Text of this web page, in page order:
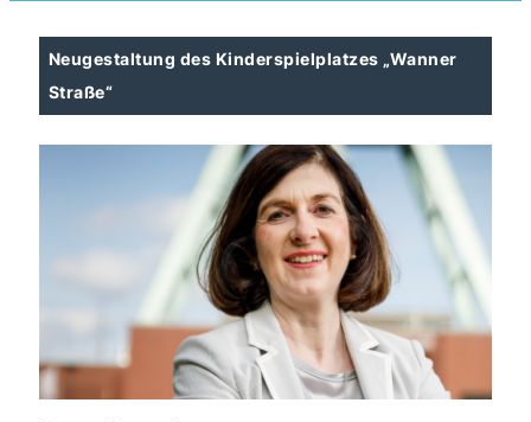
Neugestaltung des Kinderspielplatzes „Wanner
Straße“